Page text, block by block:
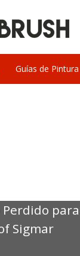
Guías de Pintura
para
Sigmar